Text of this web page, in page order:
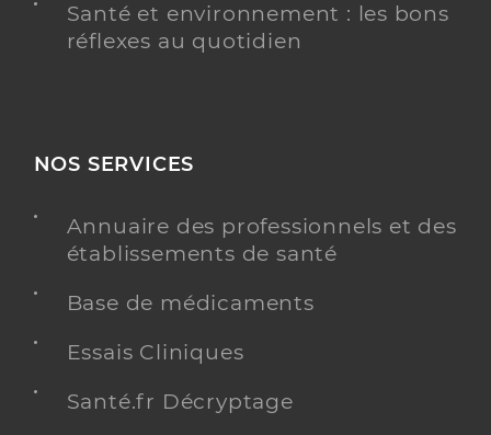
Santé et environnement : les bons
réflexes au quotidien
NOS SERVICES
Annuaire des professionnels et des
établissements de santé
Base de médicaments
Essais Cliniques
Santé.fr Décryptage